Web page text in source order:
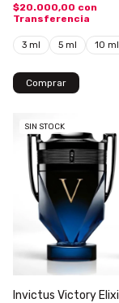
$20.000,00 con
Transferencia
3 ml 5 ml 10 ml
Comprar
SIN STOCK
Invictus Victory